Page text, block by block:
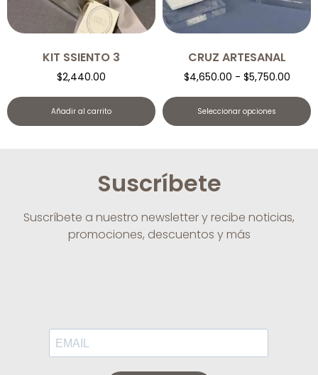
KIT SSIENTO 3
$2,440.00
Añadir al carrito
CRUZ ARTESANAL
$4,650.00 - $5,750.00
Seleccionar opciones
Suscríbete
Suscríbete a nuestro newsletter y recibe noticias,
promociones, descuentos y más